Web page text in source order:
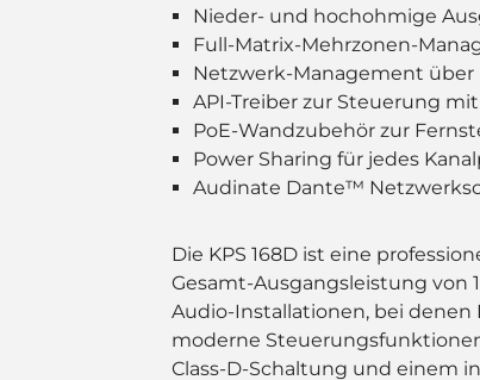
Nieder- und hochohmige
Full-Matrix-Mehrzonen-
Netzwerk-Management über
API-Treiber zur Steuerung
PoE-Wandzubehör zur
Power Sharing für jedes
Audinate Dante™
Die KPS 168D ist eine
Gesamt-Ausgangsleistung von
Audio-Installationen, bei
moderne
Class-D-Schaltung und einem